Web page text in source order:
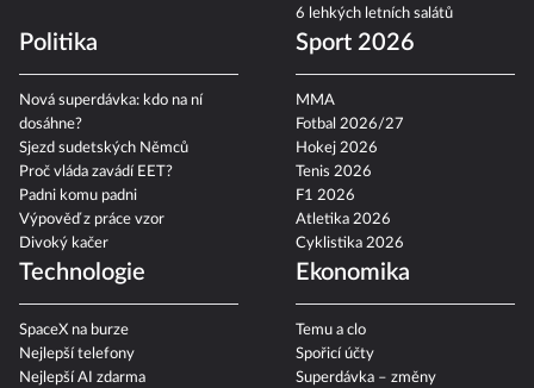
6 lehkých letních salátů
Politika
Nová superdávka: kdo na ní
dosáhne?
Sjezd sudetských Němců
Proč vláda zavádí EET?
Padni komu padni
Výpověď z práce vzor
Divoký kačer
Sport 2026
MMA
Fotbal 2026/27
Hokej 2026
Tenis 2026
F1 2026
Atletika 2026
Cyklistika 2026
Technologie
SpaceX na burze
Nejlepší telefony
Nejlepší AI zdarma
Ekonomika
Temu a clo
Spořicí účty
Superdávka – změny